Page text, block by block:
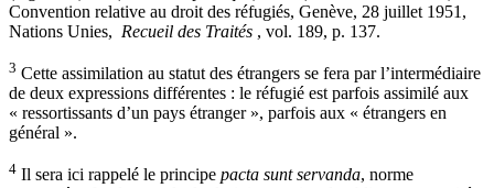
Convention relative au droit des réfugiés, Genève, 28 juillet 1951,
Nations Unies, Recueil des Traités , vol. 189, p. 137.
3 Cette assimilation au statut des étrangers se fera par l’intermédiaire
de deux expressions différentes : le réfugié est parfois assimilé aux
« ressortissants d’un pays étranger », parfois aux « étrangers en
général ».
4 Il sera ici rappelé le principe pacta sunt servanda, norme